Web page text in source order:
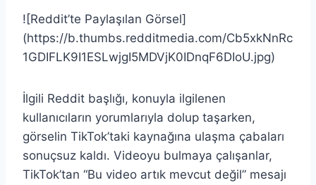
![Reddit’te Paylaşılan Görsel]
(https://b.thumbs.redditmedia.com/Cb5xkNnRc
1GDIFLK9I1ESLwjgI5MDVjK0IDnqF6DIoU.jpg)
İlgili Reddit başlığı, konuyla ilgilenen
kullanıcıların yorumlarıyla dolup taşarken,
görselin TikTok’taki kaynağına ulaşma çabaları
sonuçsuz kaldı. Videoyu bulmaya çalışanlar,
TikTok’tan “Bu video artık mevcut değil” mesajı